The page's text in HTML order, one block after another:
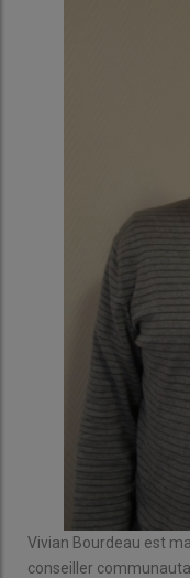
Vivian Bourdeau est
conseiller